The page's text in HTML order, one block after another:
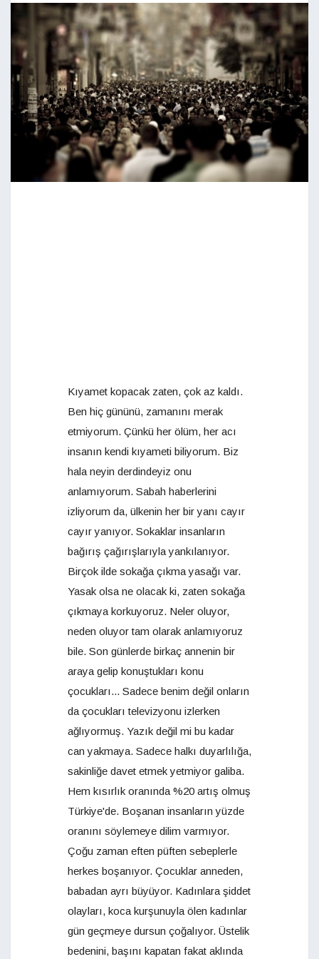
Kıyamet kopacak zaten, çok az kaldı.
Ben hiç gününü, zamanını merak
etmiyorum. Çünkü her ölüm, her acı
insanın kendi kıyameti biliyorum. Biz
hala neyin derdindeyiz onu
anlamıyorum. Sabah haberlerini
izliyorum da, ülkenin her bir yanı cayır
cayır yanıyor. Sokaklar insanların
bağırış çağırışlarıyla yankılanıyor.
Birçok ilde sokağa çıkma yasağı var.
Yasak olsa ne olacak ki, zaten sokağa
çıkmaya korkuyoruz. Neler oluyor,
neden oluyor tam olarak anlamıyoruz
bile. Son günlerde birkaç annenin bir
araya gelip konuştukları konu
çocukları... Sadece benim değil onların
da çocukları televizyonu izlerken
ağlıyormuş. Yazık değil mi bu kadar
can yakmaya. Sadece halkı duyarlılığa,
sakinliğe davet etmek yetmiyor galiba.
Hem kısırlık oranında %20 artış olmuş
Türkiye'de. Boşanan insanların yüzde
oranını söylemeye dilim varmıyor.
Çoğu zaman eften püften sebeplerle
herkes boşanıyor. Çocuklar anneden,
babadan ayrı büyüyor. Kadınlara şiddet
olayları, koca kurşunuyla ölen kadınlar
gün geçmeye dursun çoğalıyor. Üstelik
bedenini, başını kapatan fakat aklında